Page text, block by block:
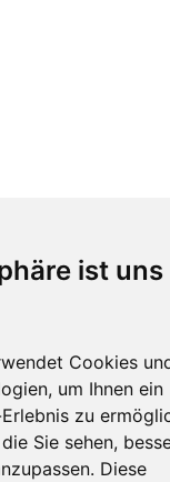
ist uns
Cookies
um Ihnen ein
zu
Sie sehen,
Diese